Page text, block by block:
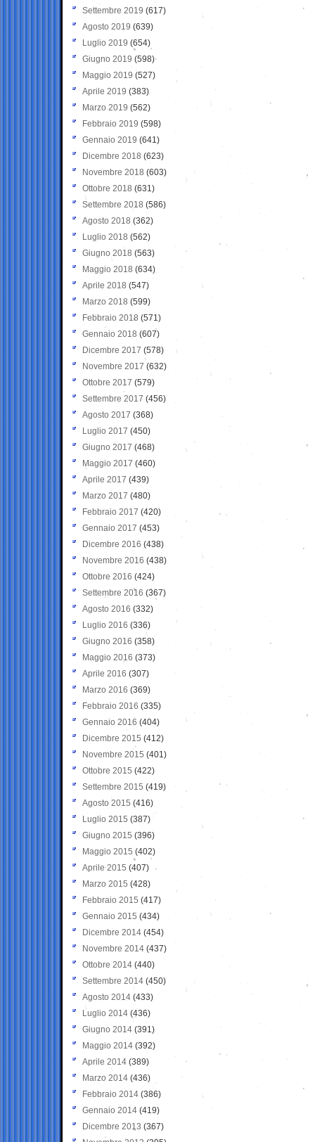
Settembre 2019 (617)
Agosto 2019 (639)
Luglio 2019 (654)
Giugno 2019 (598)
Maggio 2019 (527)
Aprile 2019 (383)
Marzo 2019 (562)
Febbraio 2019 (598)
Gennaio 2019 (641)
Dicembre 2018 (623)
Novembre 2018 (603)
Ottobre 2018 (631)
Settembre 2018 (586)
Agosto 2018 (362)
Luglio 2018 (562)
Giugno 2018 (563)
Maggio 2018 (634)
Aprile 2018 (547)
Marzo 2018 (599)
Febbraio 2018 (571)
Gennaio 2018 (607)
Dicembre 2017 (578)
Novembre 2017 (632)
Ottobre 2017 (579)
Settembre 2017 (456)
Agosto 2017 (368)
Luglio 2017 (450)
Giugno 2017 (468)
Maggio 2017 (460)
Aprile 2017 (439)
Marzo 2017 (480)
Febbraio 2017 (420)
Gennaio 2017 (453)
Dicembre 2016 (438)
Novembre 2016 (438)
Ottobre 2016 (424)
Settembre 2016 (367)
Agosto 2016 (332)
Luglio 2016 (336)
Giugno 2016 (358)
Maggio 2016 (373)
Aprile 2016 (307)
Marzo 2016 (369)
Febbraio 2016 (335)
Gennaio 2016 (404)
Dicembre 2015 (412)
Novembre 2015 (401)
Ottobre 2015 (422)
Settembre 2015 (419)
Agosto 2015 (416)
Luglio 2015 (387)
Giugno 2015 (396)
Maggio 2015 (402)
Aprile 2015 (407)
Marzo 2015 (428)
Febbraio 2015 (417)
Gennaio 2015 (434)
Dicembre 2014 (454)
Novembre 2014 (437)
Ottobre 2014 (440)
Settembre 2014 (450)
Agosto 2014 (433)
Luglio 2014 (436)
Giugno 2014 (391)
Maggio 2014 (392)
Aprile 2014 (389)
Marzo 2014 (436)
Febbraio 2014 (386)
Gennaio 2014 (419)
Dicembre 2013 (367)